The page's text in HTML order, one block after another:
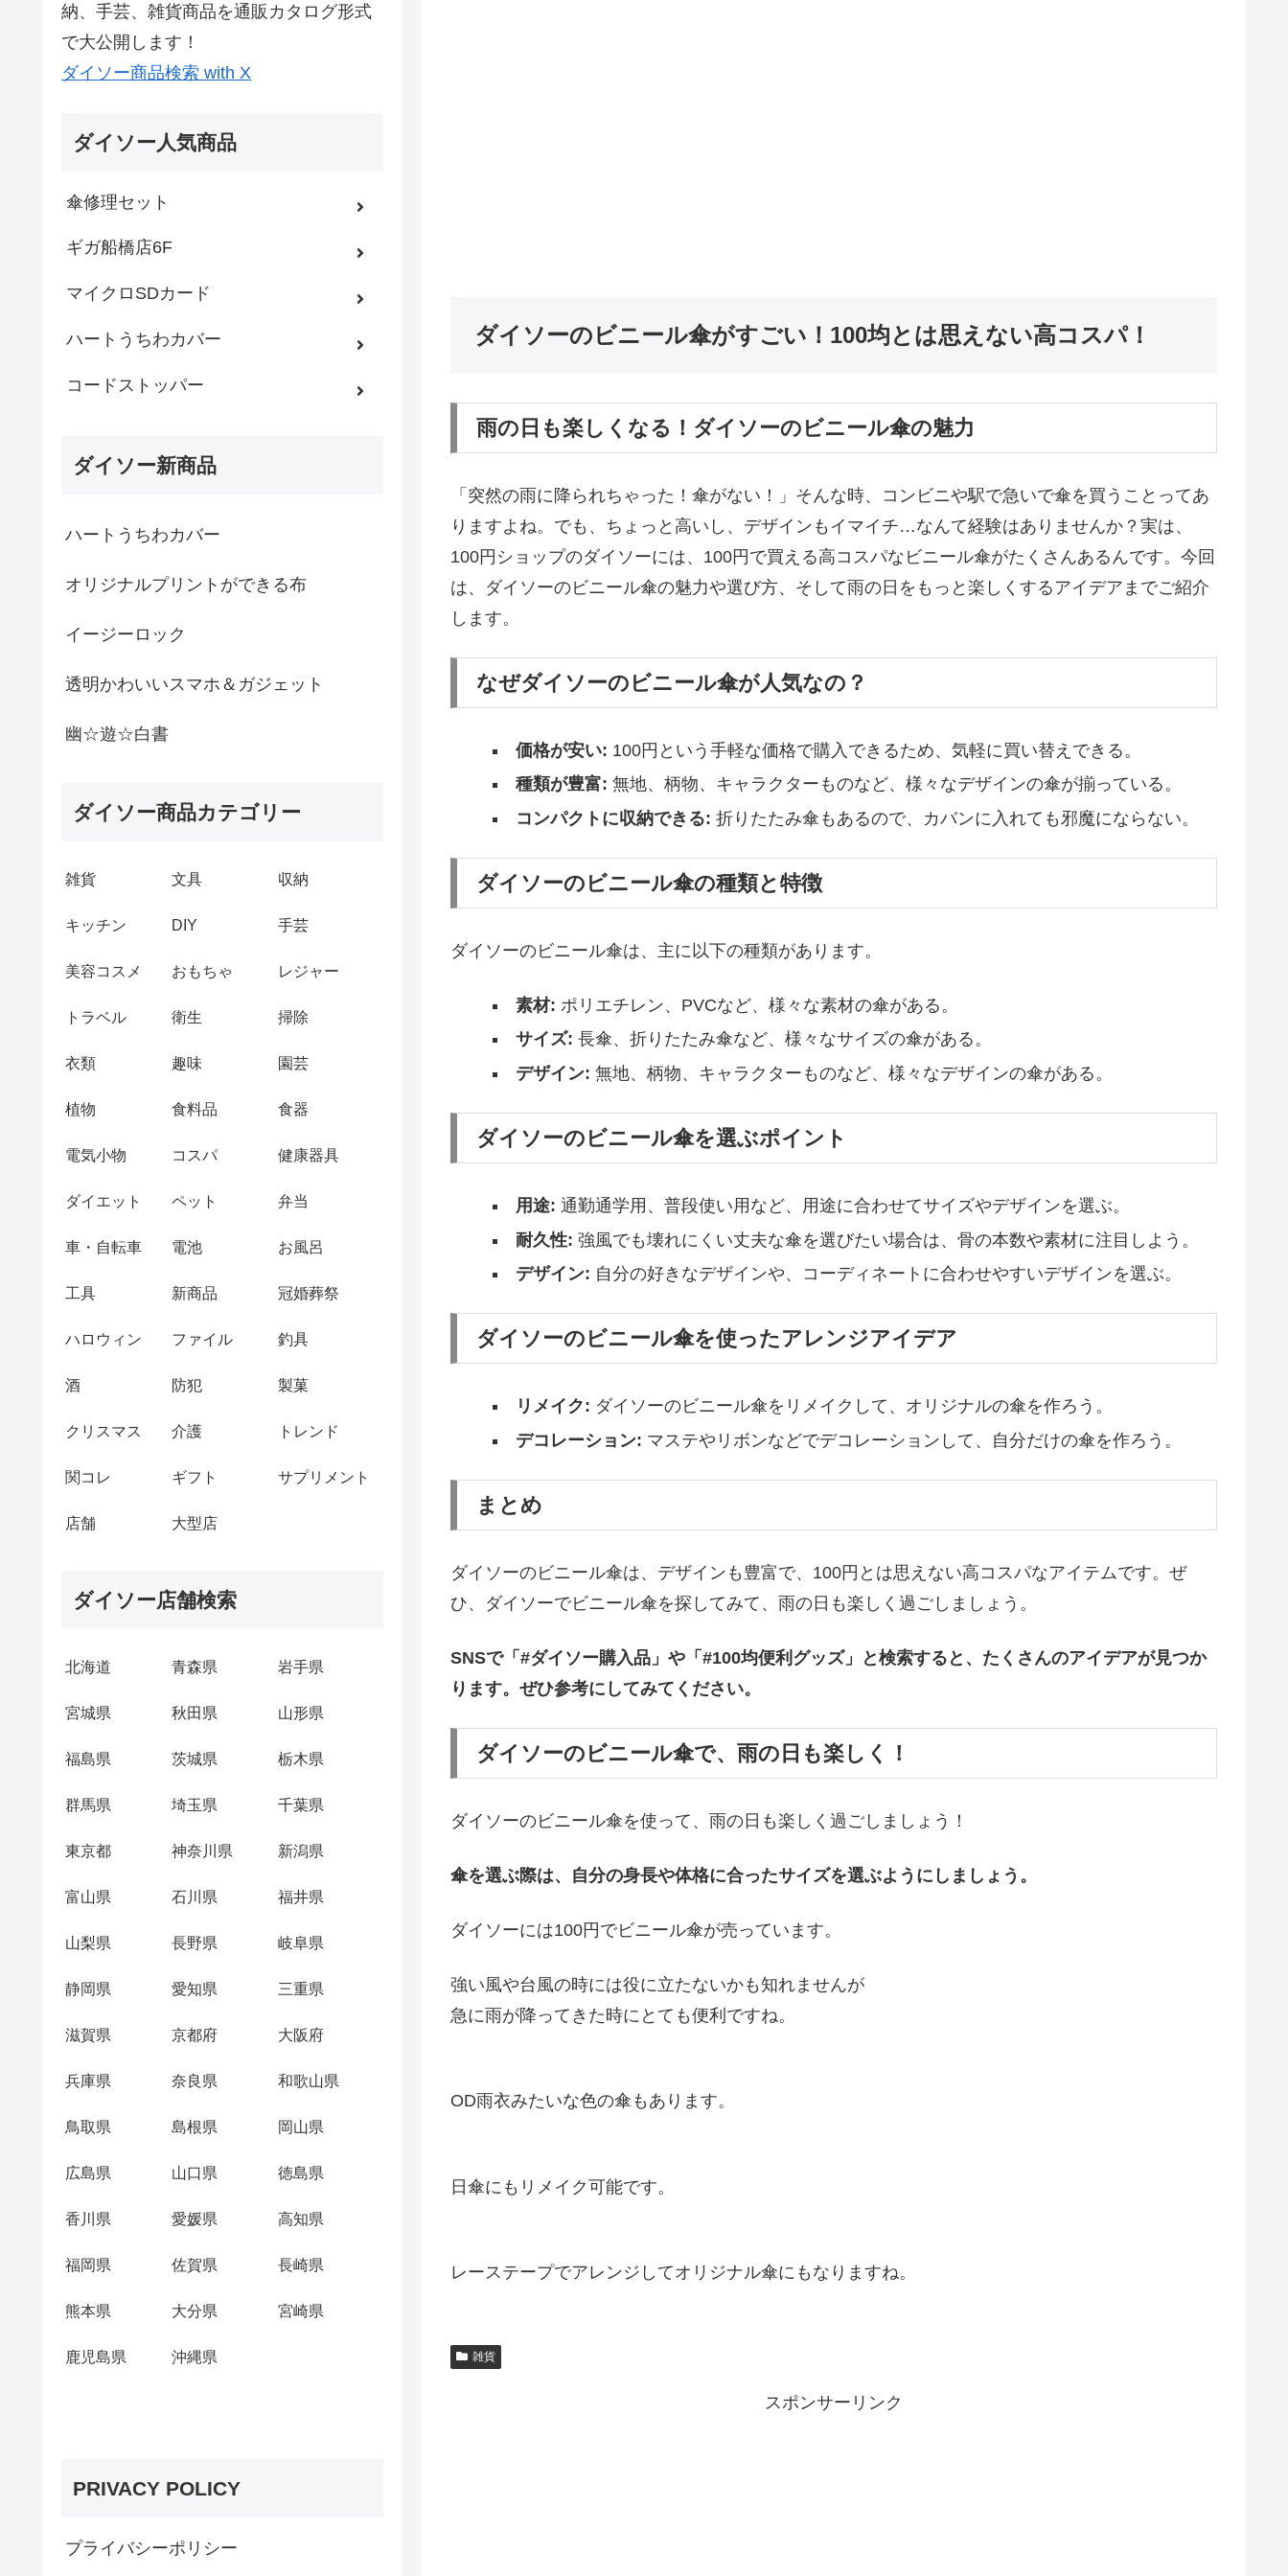
ダイソーのビニール傘がすごい！100均とは思えない高コスパ！
雨の日も楽しくなる！ダイソーのビニール傘の魅力
「突然の雨に降られちゃった！傘がない！」そんな時、コンビニや駅で急いで傘を買うことってあ
りますよね。でも、ちょっと高いし、デザインもイマイチ…なんて経験はありませんか？実は、
100円ショップのダイソーには、100円で買える高コスパなビニール傘がたくさんあるんです。今回
は、ダイソーのビニール傘の魅力や選び方、そして雨の日をもっと楽しくするアイデアまでご紹介
します。
なぜダイソーのビニール傘が人気なの？
価格が安い: 100円という手軽な価格で購入できるため、気軽に買い替えできる。
種類が豊富: 無地、柄物、キャラクターものなど、様々なデザインの傘が揃っている。
コンパクトに収納できる: 折りたたみ傘もあるので、カバンに入れても邪魔にならない。
ダイソーのビニール傘の種類と特徴
ダイソーのビニール傘は、主に以下の種類があります。
素材: ポリエチレン、PVCなど、様々な素材の傘がある。
サイズ: 長傘、折りたたみ傘など、様々なサイズの傘がある。
デザイン: 無地、柄物、キャラクターものなど、様々なデザインの傘がある。
ダイソーのビニール傘を選ぶポイント
用途: 通勤通学用、普段使い用など、用途に合わせてサイズやデザインを選ぶ。
耐久性: 強風でも壊れにくい丈夫な傘を選びたい場合は、骨の本数や素材に注目しよう。
デザイン: 自分の好きなデザインや、コーディネートに合わせやすいデザインを選ぶ。
ダイソーのビニール傘を使ったアレンジアイデア
リメイク: ダイソーのビニール傘をリメイクして、オリジナルの傘を作ろう。
デコレーション: マステやリボンなどでデコレーションして、自分だけの傘を作ろう。
まとめ
ダイソーのビニール傘は、デザインも豊富で、100円とは思えない高コスパなアイテムです。ぜ
ひ、ダイソーでビニール傘を探してみて、雨の日も楽しく過ごしましょう。
SNSで「#ダイソー購入品」や「#100均便利グッズ」と検索すると、たくさんのアイデアが見つか
ります。ぜひ参考にしてみてください。
ダイソーのビニール傘で、雨の日も楽しく！
ダイソーのビニール傘を使って、雨の日も楽しく過ごしましょう！
傘を選ぶ際は、自分の身長や体格に合ったサイズを選ぶようにしましょう。
ダイソーには100円でビニール傘が売っています。
強い風や台風の時には役に立たないかも知れませんが
急に雨が降ってきた時にとても便利ですね。
OD雨衣みたいな色の傘もあります。
日傘にもリメイク可能です。
レーステープでアレンジしてオリジナル傘にもなりますね。
雑貨
スポンサーリンク
納、手芸、雑貨商品を通販カタログ形式
で大公開します！
ダイソー商品検索 with X
ダイソー人気商品
傘修理セット
ギガ船橋店6F
マイクロSDカード
ハートうちわカバー
コードストッパー
ダイソー新商品
ハートうちわカバー
オリジナルプリントができる布
イージーロック
透明かわいいスマホ＆ガジェット
幽☆遊☆白書
ダイソー商品カテゴリー
雑貨 文具 収納
キッチン DIY 手芸
美容コスメ おもちゃ レジャー
トラベル 衛生 掃除
衣類 趣味 園芸
植物 食料品 食器
電気小物 コスパ 健康器具
ダイエット ペット 弁当
車・自転車 電池 お風呂
工具 新商品 冠婚葬祭
ハロウィン ファイル 釣具
酒 防犯 製菓
クリスマス 介護 トレンド
関コレ ギフト サプリメント
店舗 大型店
ダイソー店舗検索
北海道 青森県 岩手県
宮城県 秋田県 山形県
福島県 茨城県 栃木県
群馬県 埼玉県 千葉県
東京都 神奈川県 新潟県
富山県 石川県 福井県
山梨県 長野県 岐阜県
静岡県 愛知県 三重県
滋賀県 京都府 大阪府
兵庫県 奈良県 和歌山県
鳥取県 島根県 岡山県
広島県 山口県 徳島県
香川県 愛媛県 高知県
福岡県 佐賀県 長崎県
熊本県 大分県 宮崎県
鹿児島県 沖縄県
PRIVACY POLICY
プライバシーポリシー